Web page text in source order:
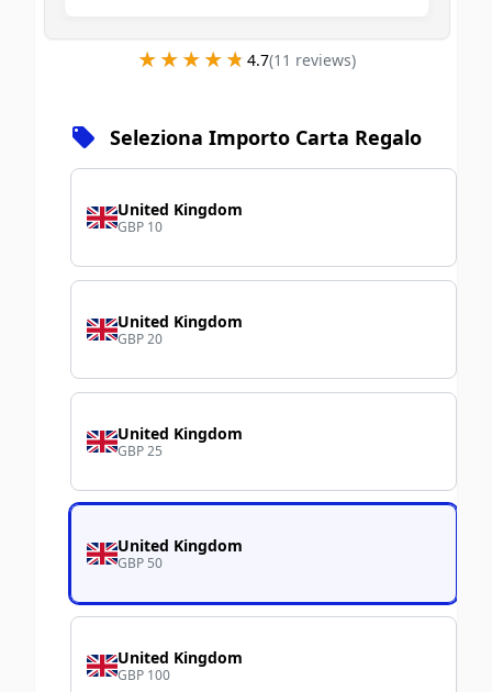
★★★★★
★★★★★ 4.7(11 reviews)
Seleziona Importo Carta Regalo
United Kingdom
GBP 10
United Kingdom
GBP 20
United Kingdom
GBP 25
United Kingdom
GBP 50
United Kingdom
GBP 100